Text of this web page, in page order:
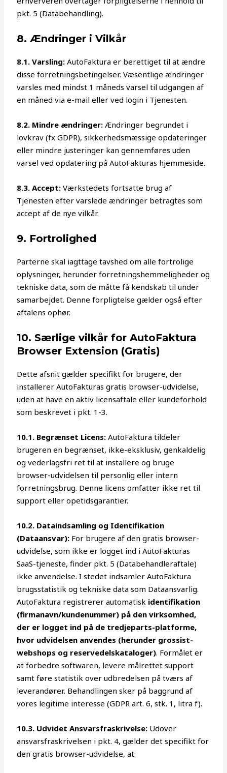
pkt. 5 (Databehandling).
8. Ændringer i Vilkår
8.1. Varsling: AutoFaktura er berettiget til at ændre
disse forretningsbetingelser. Væsentlige ændringer
varsles med mindst 1 måneds varsel til udgangen af
en måned via e-mail eller ved login i Tjenesten.
8.2. Mindre ændringer: Ændringer begrundet i
lovkrav (fx GDPR), sikkerhedsmæssige opdateringer
eller mindre justeringer kan gennemføres uden
varsel ved opdatering på AutoFakturas hjemmeside.
8.3. Accept: Værkstedets fortsatte brug af
Tjenesten efter varslede ændringer betragtes som
accept af de nye vilkår.
9. Fortrolighed
Parterne skal iagttage tavshed om alle fortrolige
oplysninger, herunder forretningshemmeligheder og
tekniske data, som de måtte få kendskab til under
samarbejdet. Denne forpligtelse gælder også efter
aftalens ophør.
10. Særlige vilkår for AutoFaktura
Browser Extension (Gratis)
Dette afsnit gælder specifikt for brugere, der
installerer AutoFakturas gratis browser-udvidelse,
uden at have en aktiv licensaftale eller kundeforhold
som beskrevet i pkt. 1-3.
10.1. Begrænset Licens: AutoFaktura tildeler
brugeren en begrænset, ikke-eksklusiv, genkaldelig
og vederlagsfri ret til at installere og bruge
browser-udvidelsen til personlig eller intern
forretningsbrug. Denne licens omfatter ikke ret til
support eller opetidsgarantier.
10.2. Dataindsamling og Identifikation
(Dataansvar): For brugere af den gratis browser-
udvidelse, som ikke er logget ind i AutoFakturas
SaaS-tjeneste, finder pkt. 5 (Databehandleraftale)
ikke anvendelse. I stedet indsamler AutoFaktura
brugsstatistik og tekniske data som Dataansvarlig.
AutoFaktura registrerer automatisk identifikation
(firmanavn/kundenummer) på den virksomhed,
der er logget ind på de tredjeparts-platforme,
hvor udvidelsen anvendes (herunder grossist-
webshops og reservedelskataloger). Formålet er
at forbedre softwaren, levere målrettet support
samt føre statistik over udbredelsen på tværs af
leverandører. Behandlingen sker på baggrund af
vores legitime interesse (GDPR art. 6, stk. 1, litra f).
10.3. Udvidet Ansvarsfraskrivelse: Udover
ansvarsfraskrivelsen i pkt. 4, gælder det specifikt for
den gratis browser-udvidelse, at: